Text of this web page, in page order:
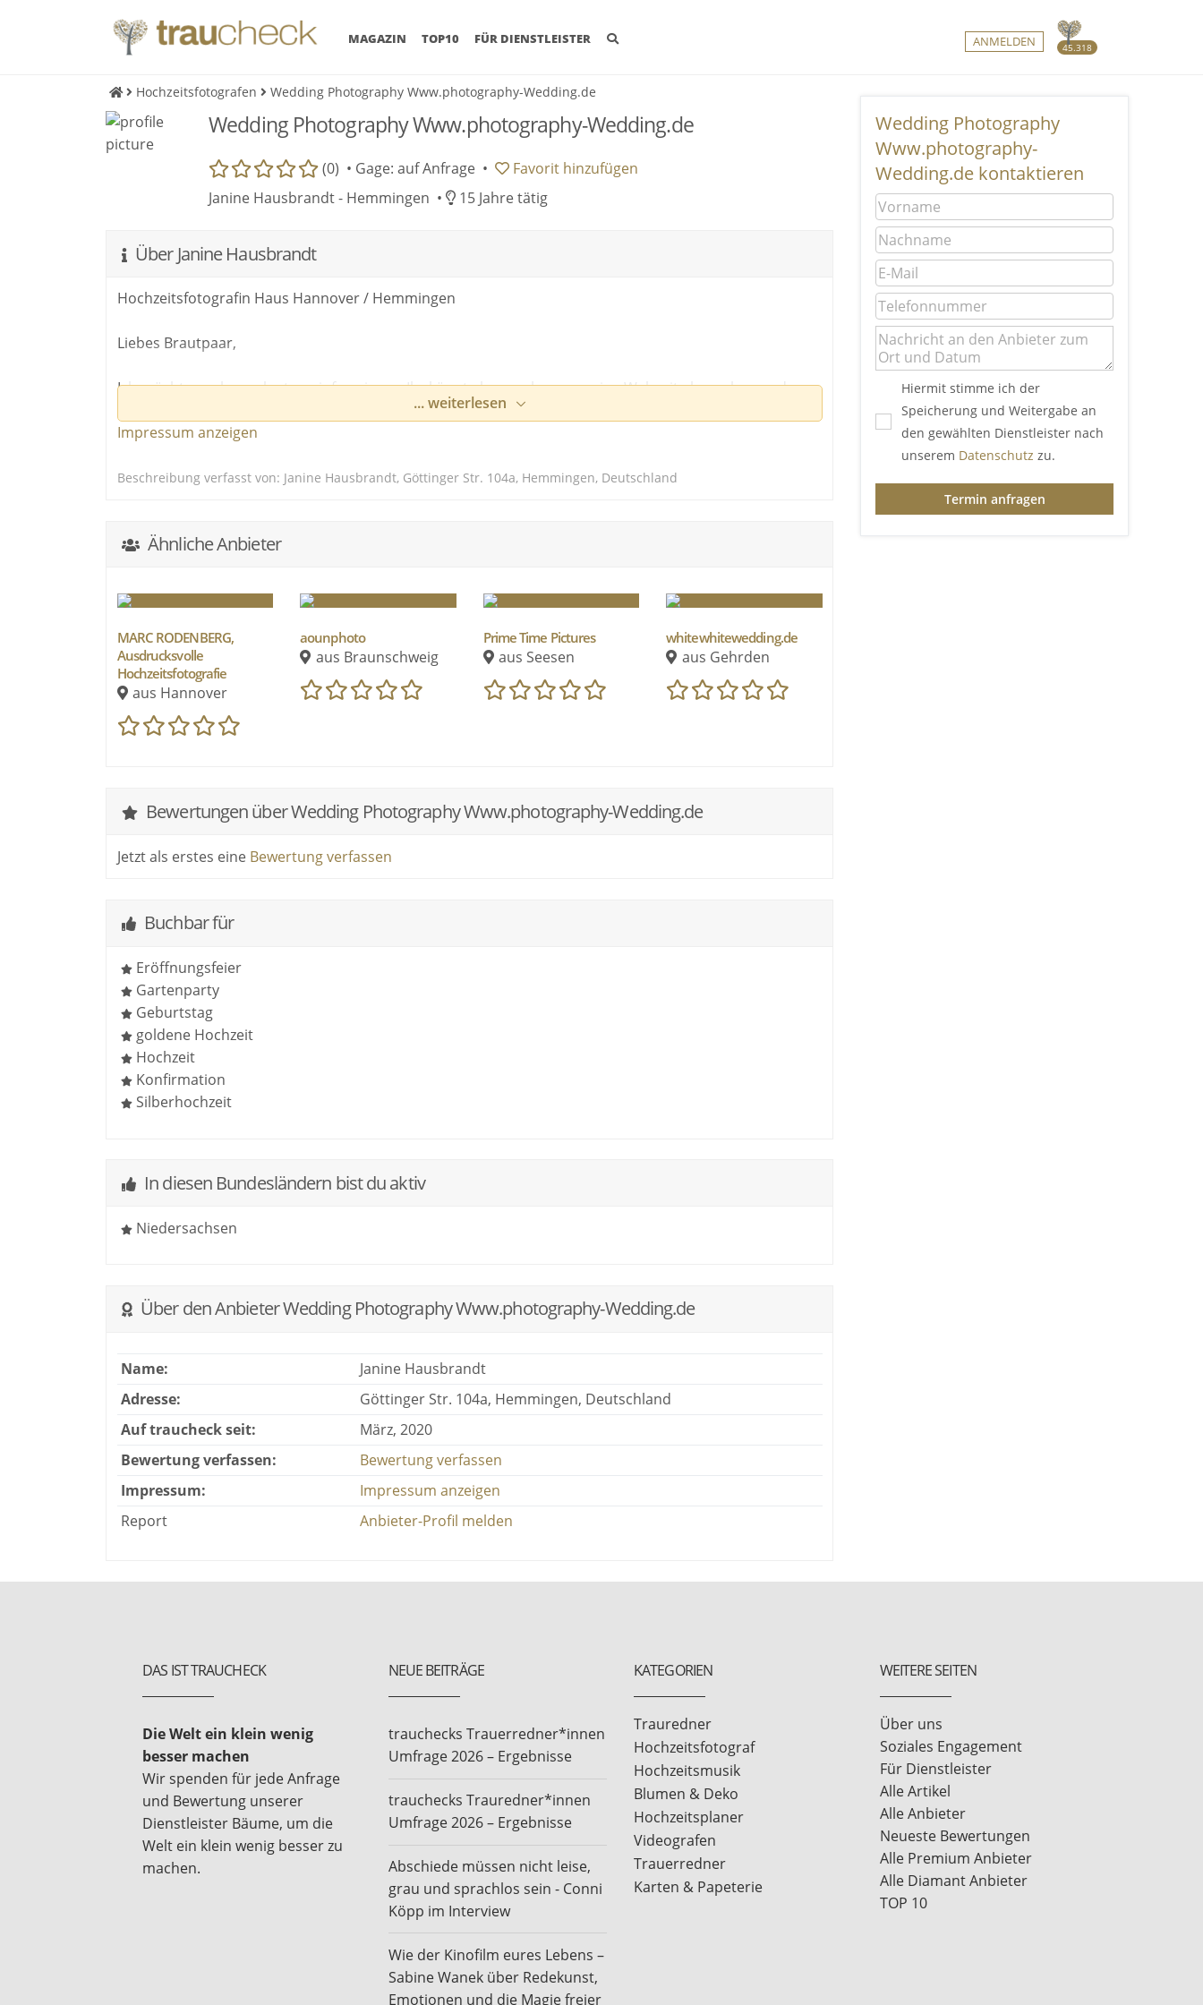
45.318
MAGAZIN (CURRENT)
TOP10 FÜR DIENSTLEISTER ANMELDEN
Hochzeitsfotografen Wedding Photography Www.photography-Wedding.de
Wedding Photography Www.photography-Wedding.de
(0) • Gage: auf Anfrage • Favorit hinzufügen
Janine Hausbrandt - Hemmingen •
15 Jahre tätig
Über Janine Hausbrandt
Hochzeitsfotografin Haus Hannover / Hemmingen
Liebes Brautpaar,
Ich möchte euch vorab etwas informieren. Ihr könnt aber auch gern meine Webseite besuchen und
euch auch auf diesem Wege ein Bild von mir und meinen Reportagen machen.
Fantasie, emotionale Augenblicke festzuhalten.
Instagram: photography_hannover
... weiterlesen
Impressum anzeigen
Beschreibung verfasst von: Janine Hausbrandt, Göttinger Str. 104a, Hemmingen, Deutschland
Ähnliche Anbieter
MARC RODENBERG,
Ausdrucksvolle
Hochzeitsfotografie
aus Hannover
aounphoto
aus Braunschweig
Prime Time Pictures
aus Seesen
whitewhitewedding.de
aus Gehrden
Bewertungen über Wedding Photography Www.photography-Wedding.de
Jetzt als erstes eine Bewertung verfassen
Buchbar für
Eröffnungsfeier
Gartenparty
Geburtstag
goldene Hochzeit
Hochzeit
Konfirmation
Silberhochzeit
In diesen Bundesländern bist du aktiv
Niedersachsen
Über den Anbieter Wedding Photography Www.photography-Wedding.de
Name:
Janine Hausbrandt
Adresse:
Göttinger Str. 104a, Hemmingen, Deutschland
Auf traucheck seit:
März, 2020
Bewertung verfassen:
Bewertung verfassen
Impressum:
Impressum anzeigen
Report
Anbieter-Profil melden
Wedding Photography
Www.photography-
Wedding.de kontaktieren
Hiermit stimme ich der
Speicherung und Weitergabe an
den gewählten Dienstleister nach
unserem Datenschutz zu.
Termin anfragen
DAS IST TRAUCHECK
Die Welt ein klein wenig
besser machen
Wir spenden für jede Anfrage
und Bewertung unserer
Dienstleister Bäume, um die
Welt ein klein wenig besser zu
machen.
NEUE BEITRÄGE
trauchecks Trauerredner*innen
Umfrage 2026 – Ergebnisse
trauchecks Trauredner*innen
Umfrage 2026 – Ergebnisse
Abschiede müssen nicht leise,
grau und sprachlos sein - Conni
Köpp im Interview
Wie der Kinofilm eures Lebens –
Sabine Wanek über Redekunst,
Emotionen und die Magie freier
KATEGORIEN
Trauredner
Hochzeitsfotograf
Hochzeitsmusik
Blumen & Deko
Hochzeitsplaner
Videografen
Trauerredner
Karten & Papeterie
WEITERE SEITEN
Über uns
Soziales Engagement
Für Dienstleister
Alle Artikel
Alle Anbieter
Neueste Bewertungen
Alle Premium Anbieter
Alle Diamant Anbieter
TOP 10